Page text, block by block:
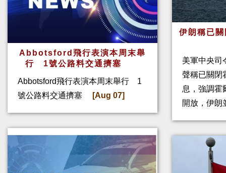
Abbotsford飛行表演本周末舉
行 1號公路料交通擠塞
Abbotsford飛行表演本周末舉行 1
號公路料交通擠塞
[Aug 07]
伊朗稱已
美軍中央司
聲稱已關閉
息，強調霍
開放，伊